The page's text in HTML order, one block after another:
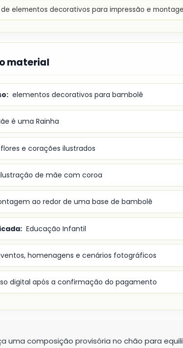
de elementos decorativos para impressão e
material
elementos decorativos para bambolê
é uma Rainha
flores e corações ilustrados
de mãe com coroa
ao redor de uma base de bambolê
Educação Infantil
homenagens e cenários fotográficos
digital após a confirmação do pagamento
uma composição provisória no chão para